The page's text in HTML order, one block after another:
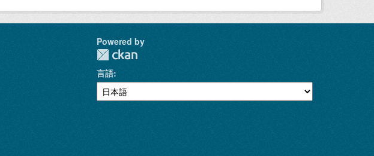
Powered by
言語